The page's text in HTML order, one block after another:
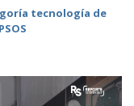
tecnología de